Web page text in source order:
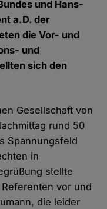
und Hans-
a.D. der
die Vor- und
und
sich den
Gesellschaft von
rund 50
Spannungsfeld
in
stellte
vor und
die leider